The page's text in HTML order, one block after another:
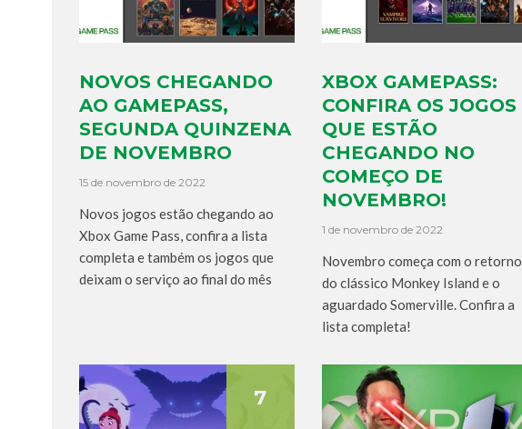
NOVOS CHEGANDO
AO GAMEPASS,
SEGUNDA QUINZENA
DE NOVEMBRO
15 de novembro de 2022
Novos jogos estão chegando ao
Xbox Game Pass, confira a lista
completa e também os jogos que
deixam o serviço ao final do mês
XBOX GAMEPASS:
CONFIRA OS JOGOS
QUE ESTÃO
CHEGANDO NO
COMEÇO DE
NOVEMBRO!
1 de novembro de 2022
Novembro começa com o retorno
do clássico Monkey Island e o
aguardado Somerville. Confira a
lista completa!
7